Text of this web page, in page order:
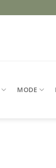
MODE